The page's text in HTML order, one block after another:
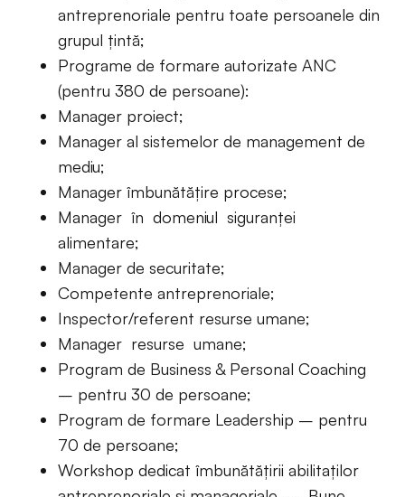
antreprenoriale pentru toate persoanele din
grupul țintă;
Programe de formare autorizate ANC
(pentru 380 de persoane):
Manager proiect;
Manager al sistemelor de management de
mediu;
Manager îmbunătățire procese;
Manager în domeniul siguranței
alimentare;
Manager de securitate;
Competente antreprenoriale;
Inspector/referent resurse umane;
Manager resurse umane;
Program de Business & Personal Coaching
– pentru 30 de persoane;
Program de formare Leadership – pentru
70 de persoane;
Workshop dedicat îmbunătățirii abilitaților